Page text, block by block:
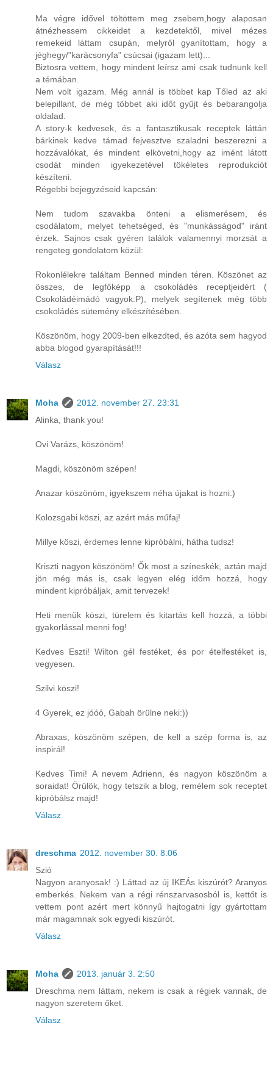
Ma végre idővel töltöttem meg zsebem,hogy alaposan
átnézhessem cikkeidet a kezdetektől, mivel mézes
remekeid láttam csupán, melyről gyanítottam, hogy a
jéghegy/"karácsonyfa" csúcsai (igazam lett)...
Biztosra vettem, hogy mindent leírsz ami csak tudnunk kell
a témában.
Nem volt igazam. Még annál is többet kap Tőled az aki
belepillant, de még többet aki időt gyűjt és bebarangolja
oldalad.
A story-k kedvesek, és a fantasztikusak receptek láttán
bárkinek kedve támad fejvesztve szaladni beszerezni a
hozzávalókat, és mindent elkövetni,hogy az imént látott
csodát minden igyekezetével tökéletes reprodukciót
készíteni.
Régebbi bejegyzéseid kapcsán:
Nem tudom szavakba önteni a elismerésem, és
csodálatom, melyet tehetséged, és "munkásságod" iránt
érzek. Sajnos csak gyéren találok valamennyi morzsát a
rengeteg gondolatom közül:
Rokonlélekre találtam Benned minden téren. Köszönet az
összes, de legfőképp a csokoládés receptjeidért (
Csokoládéimádó vagyok:P), melyek segítenek még több
csokoládés sütemény elkészítésében.
Köszönöm, hogy 2009-ben elkezdted, és azóta sem hagyod
abba blogod gyarapítását!!!
Válasz
Moha
2012. november 27. 23:31
Alinka, thank you!
Ovi Varázs, köszönöm!
Magdi, köszönöm szépen!
Anazar köszönöm, igyekszem néha újakat is hozni:)
Kolozsgabi köszi, az azért más műfaj!
Millye köszi, érdemes lenne kipróbálni, hátha tudsz!
Kriszti nagyon köszönöm! Ők most a színeskék, aztán majd
jön még más is, csak legyen elég időm hozzá, hogy
mindent kipróbáljak, amit tervezek!
Heti menük köszi, türelem és kitartás kell hozzá, a többi
gyakorlással menni fog!
Kedves Eszti! Wilton gél festéket, és por ételfestéket is,
vegyesen.
Szilvi köszi!
4 Gyerek, ez jóóó, Gabah örülne neki:))
Abraxas, köszönöm szépen, de kell a szép forma is, az
inspirál!
Kedves Timi! A nevem Adrienn, és nagyon köszönöm a
soraidat! Örülök, hogy tetszik a blog, remélem sok receptet
kipróbálsz majd!
Válasz
dreschma 2012. november 30. 8:06
Szió
Nagyon aranyosak! :) Láttad az új IKEÁs kiszúrót? Aranyos
emberkés. Nekem van a régi rénszarvasosból is, kettőt is
vettem pont azért mert könnyű hajtogatni így gyártottam
már magamnak sok egyedi kiszúrót.
Válasz
Moha
2013. január 3. 2:50
Dreschma nem láttam, nekem is csak a régiek vannak, de
nagyon szeretem őket.
Válasz